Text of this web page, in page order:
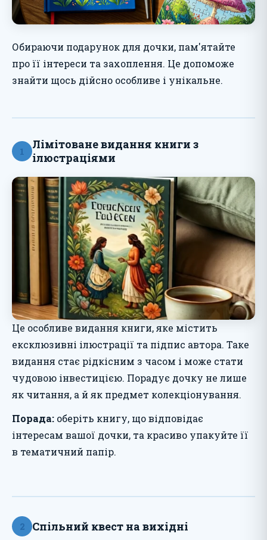
Обираючи подарунок для дочки, пам'ятайте
про її інтереси та захоплення. Це допоможе
знайти щось дійсно особливе і унікальне.
1
Лімітоване видання книги з
ілюстраціями
Це особливе видання книги, яке містить
ексклюзивні ілюстрації та підпис автора. Таке
видання стає рідкісним з часом і може стати
чудовою інвестицією. Порадує дочку не лише
як читання, а й як предмет колекціонування.
Порада: оберіть книгу, що відповідає
інтересам вашої дочки, та красиво упакуйте її
в тематичний папір.
2 Спільний квест на вихідні